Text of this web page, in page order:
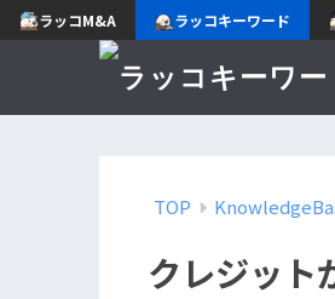
ラッコM&A ラッコキーワード
TOP
クレジット